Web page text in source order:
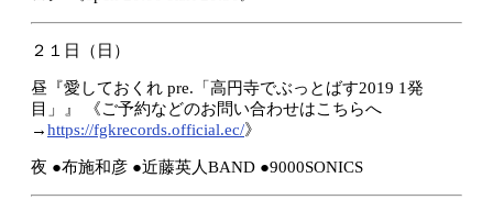
２１日（日）
昼『愛しておくれ pre.「高円寺でぶっとばす2019 1発
目」』
《ご予約などのお問い合わせはこちらへ
→https://fgkrecords.official.ec/》
夜 ●布施和彦 ●近藤英人BAND ●9000SONICS